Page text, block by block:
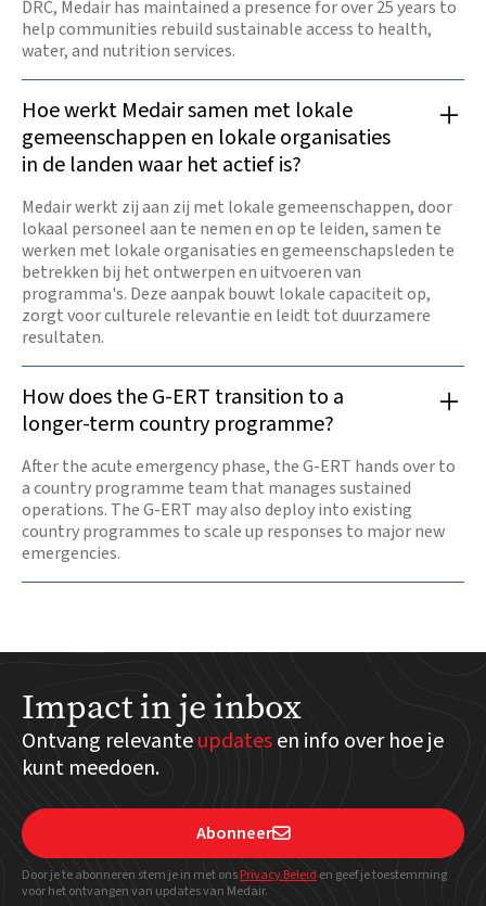
DRC, Medair has maintained a presence for over 25 years to
help communities rebuild sustainable access to health,
water, and nutrition services.
Hoe werkt Medair samen met lokale
gemeenschappen en lokale organisaties
in de landen waar het actief is?
Medair werkt zij aan zij met lokale gemeenschappen, door
lokaal personeel aan te nemen en op te leiden, samen te
werken met lokale organisaties en gemeenschapsleden te
betrekken bij het ontwerpen en uitvoeren van
programma's. Deze aanpak bouwt lokale capaciteit op,
zorgt voor culturele relevantie en leidt tot duurzamere
resultaten.
How does the G-ERT transition to a
longer-term country programme?
After the acute emergency phase, the G-ERT hands over to
a country programme team that manages sustained
operations. The G-ERT may also deploy into existing
country programmes to scale up responses to major new
emergencies.
Impact in je inbox
Ontvang relevanteupdatesen info over hoe je
kunt meedoen.
Abonneer
Door je te abonneren stem je in met onsPrivacy Beleiden geefje toestemming
voor het ontvangen van updates van Medair.